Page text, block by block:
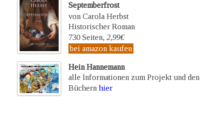
Septemberfrost
von Carola Herbst
Historischer Roman
730 Seiten, 2,99€
bei amazon kaufen
Hein Hannemann
alle Informationen zum Projekt und den
Büchern hier